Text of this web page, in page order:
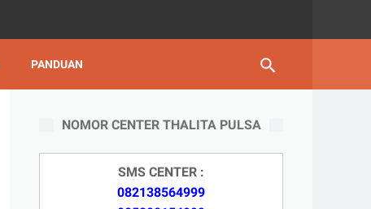
PANDUAN
NOMOR CENTER THALITA PULSA
SMS CENTER :
082138564999